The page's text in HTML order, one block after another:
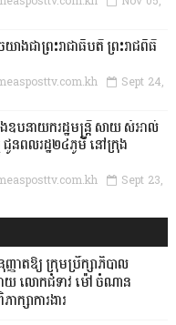
ាងជាព្រះរាជាធិបតី ព្រះរាជពិធី
Sept 24,
ឧបនាយករដ្ឋមន្ដ្រី សាយ សំអាល់
ជូនពលរដ្ឋ២៤ភូមិ នៅក្រុង
Sept 23,
ាតឱ្យ ក្រុមប្រឹក្សាភិបាល
យ លោកជំទាវ ម៉ៅ ចំណាន
សាការងារ